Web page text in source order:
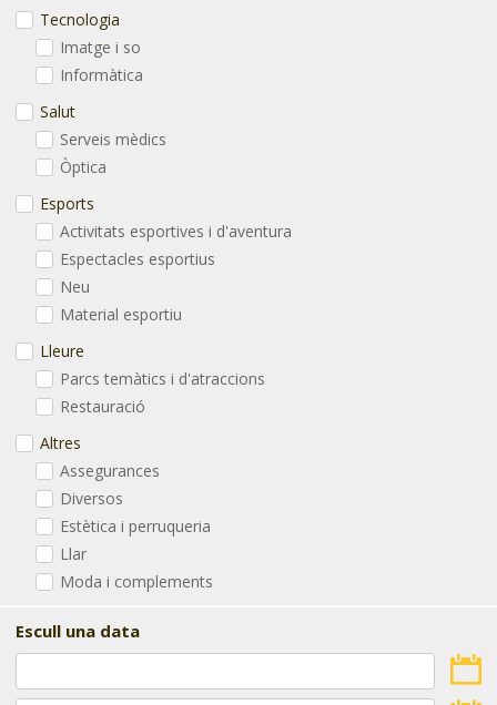
Tecnologia
Imatge i so
Informàtica
Salut
Serveis mèdics
Òptica
Esports
Activitats esportives i d'aventura
Espectacles esportius
Neu
Material esportiu
Lleure
Parcs temàtics i d'atraccions
Restauració
Altres
Assegurances
Diversos
Estètica i perruqueria
Llar
Moda i complements
Escull una data